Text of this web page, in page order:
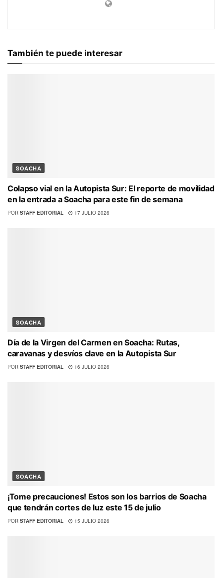
También te puede interesar
SOACHA
Colapso vial en la Autopista Sur: El reporte de movilidad
en la entrada a Soacha para este fin de semana
POR STAFF EDITORIAL 17 JULIO 2026
SOACHA
Día de la Virgen del Carmen en Soacha: Rutas,
caravanas y desvíos clave en la Autopista Sur
POR STAFF EDITORIAL 16 JULIO 2026
SOACHA
¡Tome precauciones! Estos son los barrios de Soacha
que tendrán cortes de luz este 15 de julio
POR STAFF EDITORIAL 15 JULIO 2026